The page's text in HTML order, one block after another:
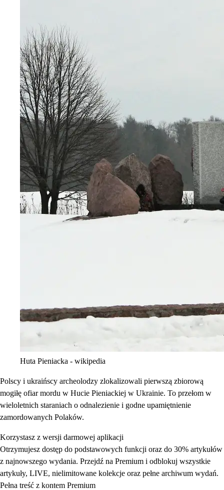
Huta Pieniacka - wikipedia
Polscy i ukraińscy archeolodzy zlokalizowali pierwszą zbiorową
mogiłę ofiar mordu w Hucie Pieniackiej w Ukrainie. To przełom w
wieloletnich staraniach o odnalezienie i godne upamiętnienie
zamordowanych Polaków.
Korzystasz z wersji darmowej aplikacji
Otrzymujesz dostęp do podstawowych funkcji oraz do 30% artykułów
z najnowszego wydania. Przejdź na Premium i odblokuj wszystkie
artykuły, LIVE, nielimitowane kolekcje oraz pełne archiwum wydań.
Pełna treść z kontem Premium